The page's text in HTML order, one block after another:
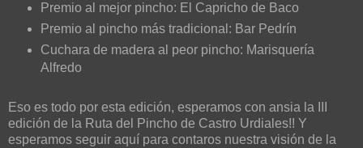
Premio al mejor pincho: El Capricho de Baco
Premio al pincho más tradicional: Bar Pedrín
Cuchara de madera al peor pincho: Marisquería
Alfredo
Eso es todo por esta edición, esperamos con ansia la III
edición de la Ruta del Pincho de Castro Urdiales!! Y
esperamos seguir aquí para contaros nuestra visión de la